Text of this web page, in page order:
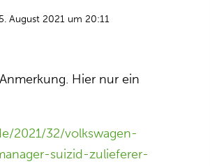
August 2021 um 20:11
Hier nur ein
2021/32/volkswagen-
suizid-zulieferer-